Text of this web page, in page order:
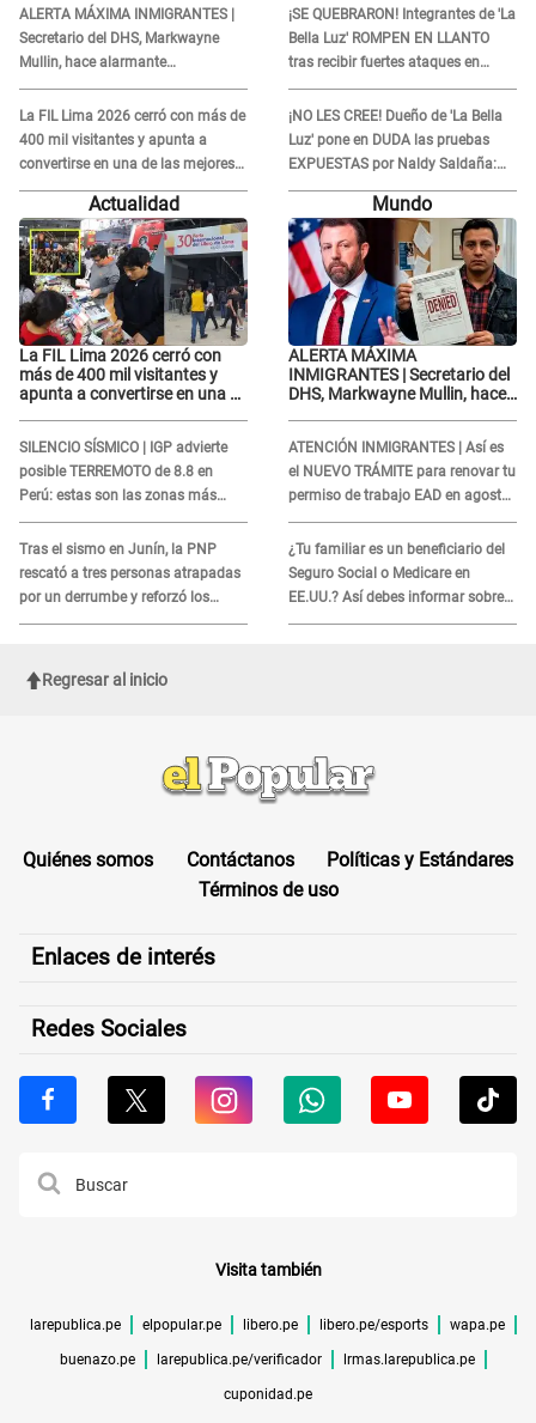
ALERTA MÁXIMA INMIGRANTES |
Secretario del DHS, Markwayne
Mullin, hace alarmante
declaración: "Ahora vamos por
ellos"
La FIL Lima 2026 cerró con más de
400 mil visitantes y apunta a
convertirse en una de las mejores
ferias de Latinoamérica
¡SE QUEBRARON! Integrantes de 'La
Bella Luz' ROMPEN EN LLANTO
tras recibir fuertes ataques en
redes por DENUNCIA de acoso
contra Naldy Saldaña
¡NO LES CREE! Dueño de 'La Bella
Luz' pone en DUDA las pruebas
EXPUESTAS por Naldy Saldaña:
“Quizá se han editado...”
Actualidad
La FIL Lima 2026 cerró con
más de 400 mil visitantes y
apunta a convertirse en una de
SILENCIO SÍSMICO | IGP advierte
posible TERREMOTO de 8.8 en
Perú: estas son las zonas más
expuestas
Tras el sismo en Junín, la PNP
rescató a tres personas atrapadas
por un derrumbe y reforzó los
operativos de emergencia
Mundo
ALERTA MÁXIMA
INMIGRANTES | Secretario del
DHS, Markwayne Mullin, hace
ATENCIÓN INMIGRANTES | Así es
el NUEVO TRÁMITE para renovar tu
permiso de trabajo EAD en agosto
del 2026
¿Tu familiar es un beneficiario del
Seguro Social o Medicare en
EE.UU.? Así debes informar sobre
su muerte para EVITAR COBROS
Regresar al inicio
Quiénes somos Contáctanos
Políticas y Estándares
Términos de uso
Enlaces de interés
Redes Sociales
Visita también
larepublica.pe elpopular.pe libero.pe libero.pe/esports wapa.pe
buenazo.pe larepublica.pe/verificador lrmas.larepublica.pe
cuponidad.pe